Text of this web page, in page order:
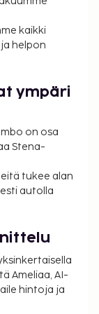
tai
myös
joissa voit
arkipäivisin
päällä
sisältyä
maksetaan
alennuksia
ottamalla
kaikki
helpon
ympäri
on osa
Stena-
tukee alan
autolla
Ameliaa, AI-
hintoja ja